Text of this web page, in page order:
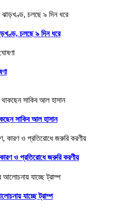
চলছে ৯ দিন ধরে
সাকিব আল হাসান
ও প্রতিরোধে জরুরি করণীয়
যাচ্ছে ট্রাম্প